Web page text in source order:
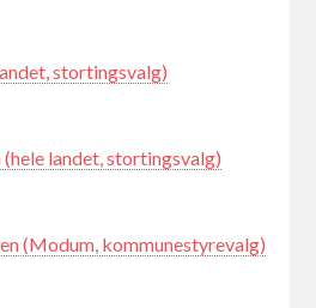
stortingsvalg)
landet, stortingsvalg)
(Modum, kommunestyrevalg)